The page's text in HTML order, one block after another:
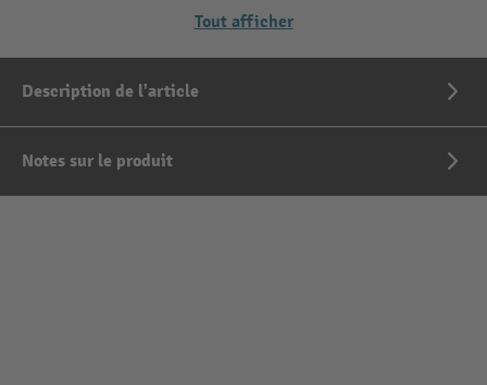
Tout afficher
Description de l'article
Notes sur le produit